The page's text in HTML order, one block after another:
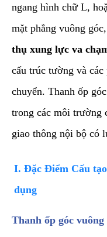
ngang hình chữ L,
mặt phẳng vuông
thụ xung lực va
cấu trúc tường và
chuyển. Thanh ốp
trong các môi trường
giao thông nội bộ có
​I. Đặc Điểm Cấu
dụng
​Thanh ốp góc vuông